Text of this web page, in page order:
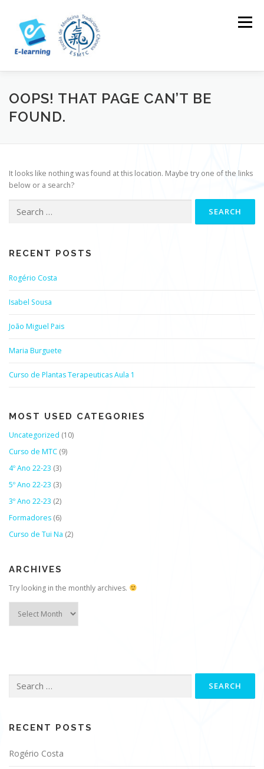
content
Menu
OOPS! THAT PAGE CAN’T BE
FOUND.
It looks like nothing was found at this location. Maybe try one of the links
below or a search?
for:
RECENT POSTS
Rogério Costa
Isabel Sousa
João Miguel Pais
Maria Burguete
Curso de Plantas Terapeuticas Aula 1
MOST USED CATEGORIES
Uncategorized (10)
Curso de MTC (9)
4º Ano 22-23 (3)
5º Ano 22-23 (3)
3º Ano 22-23 (2)
Formadores (6)
Curso de Tui Na (2)
ARCHIVES
Try looking in the monthly archives.
for:
RECENT POSTS
Rogério Costa